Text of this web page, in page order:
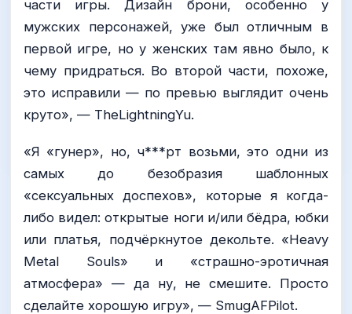
части игры. Дизайн брони, особенно у
мужских персонажей, уже был отличным в
первой игре, но у женских там явно было, к
чему придраться. Во второй части, похоже,
это исправили — по превью выглядит очень
круто», — TheLightningYu.
«Я «гунер», но, ч***рт возьми, это одни из
самых до безобразия шаблонных
«сексуальных доспехов», которые я когда-
либо видел: открытые ноги и/или бёдра, юбки
или платья, подчёркнутое декольте. «Heavy
Metal Souls» и «страшно-эротичная
атмосфера» — да ну, не смешите. Просто
сделайте хорошую игру», — SmugAFPilot.